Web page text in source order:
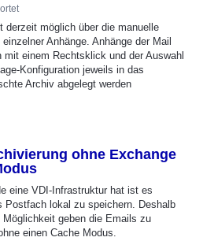
derzeit möglich über die manuelle
Anhänge. Anhänge der Mail
mit einem Rechtsklick und der Auswahl
Konfiguration jeweils in das
Archiv abgelegt werden
ohne Exchange
eine VDI-Infrastruktur hat ist es
Postfach lokal zu speichern. Deshalb
geben die Emails zu
einen Cache Modus.